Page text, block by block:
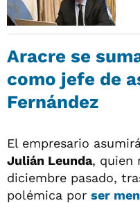
Aracre se
como jefe de
Fernández
El empresario
Julián Leunda, quien
diciembre pasado,
polémica por ser